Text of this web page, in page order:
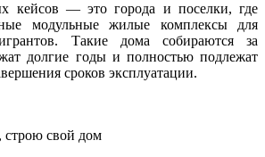
кейсов — это города и поселки, где
модульные жилые комплексы для
Такие дома собираются за
долгие годы и полностью подлежат
сроков эксплуатации.
строю свой дом